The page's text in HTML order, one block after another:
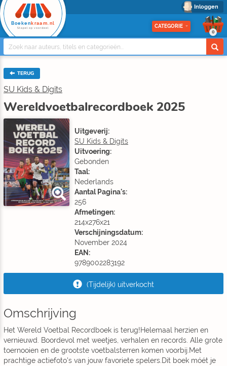
Inloggen
Boeken kraam.nl
Stapel op voordeel CATEGORIE
0
TERUG
SU Kids & Digits
Wereldvoetbalrecordboek 2025
Uitgeverij:
SU Kids & Digits
Uitvoering:
Gebonden
Taal:
Nederlands
Aantal Pagina's:
256
Afmetingen:
214x276x21
Verschijningsdatum:
November 2024
EAN:
9789002283192
(Tijdelijk) uitverkocht
Omschrijving
Het Wereld Voetbal Recordboek is terug!Helemaal herzien en
vernieuwd. Boordevol met weetjes, verhalen en records. Alle grote
toernooien en de grootste voetbalsterren komen voorbij.Met
prachtige actiefoto's van jouw favoriete spelers.Dit boek móét je